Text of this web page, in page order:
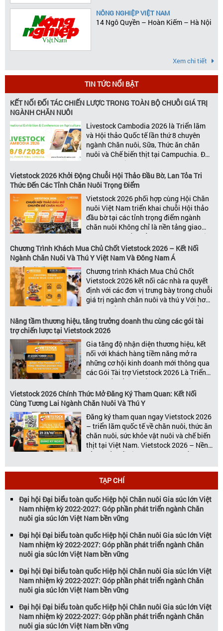
NÔNG NGHIỆP VIỆT NAM
14 Ngô Quyền – Hoàn Kiếm – Hà Nội
Xem chi tiết
TIN TỨC NỔI BẬT
KẾT NỐI ĐỐI TÁC CHIẾN LƯỢC TRONG TOÀN BỘ CHUỖI GIÁ TRỊ
NGÀNH CHĂN NUÔI
Livestock Cambodia 2026 là Triển lãm
và Hội thảo Quốc tế lần thứ 8 chuyên
ngành Chăn nuôi, Sữa, Thức ăn chăn
nuôi và Chế biến thịt tại Campuchia. Đây
được đánh giá là một trong những sự
kiện thương mại thường niên uy tín và
đáng chú ý nhất của ngành nông nghiệp
– chăn […]
Vietstock 2026 Khởi Động Chuỗi Hội Thảo Đầu Bờ, Lan Tỏa Tri
Thức Đến Các Tỉnh Chăn Nuôi Trọng Điểm
Vietstock 2026 phối hợp cùng Hội Chăn
nuôi Việt Nam triển khai chuỗi Hội thảo
đầu bờ tại các tỉnh trọng điểm ngành
chăn nuôi Không chỉ là nền tảng giao
thương hàng đầu của ngành chăn nuôi
và thú y, Vietstock còn là triển lãm duy
nhất tại Việt Nam tổ chức thường niên
Chương Trình Khách Mua Chủ Chốt Vietstock 2026 – Kết Nối
Ngành Chăn Nuôi Và Thú Y Việt Nam Và Đông Nam Á
Chương trình Khách Mua Chủ Chốt
Vietstock 2026 kết nối các nhà ra quyết
định với các đơn vị trưng bày trong chuỗi
giá trị ngành chăn nuôi và thú y Với hơn
20 năm đồng hành cùng sự phát triển
của ngành chăn nuôi Việt Nam,
Vietstock đã khẳng định vị thế là triển […]
Nâng tầm thương hiệu, tăng trưởng doanh thu cùng các gói tài
trợ chiến lược tại Vietstock 2026
Gia tăng độ nhận diện thương hiệu, kết
nối với khách hàng tiềm năng mở ra
những cơ hội kinh doanh mới thông qua
các Gói Tài trợ Vietstock 2026 Là Triển
lãm Quốc tế hàng đầu Việt Nam về
chuyên ngành Chăn nuôi, Thức ăn chăn
nuôi và Chế biến thịt, Vietstock Expo &
Vietstock 2026 Chính Thức Mở Đăng Ký Tham Quan: Kết Nối
Cùng Tương Lai Ngành Chăn Nuôi Và Thú Y
Đăng ký tham quan ngay Vietstock 2026
– triển lãm quốc tế về chăn nuôi, thức ăn
chăn nuôi, sức khỏe vật nuôi và chế biến
thịt tại Việt Nam. Vietstock 2026 – Nền
Tảng Kết Nối Kinh Doanh Hàng Đầu Cho
ngày 21 – 23 […]
TẠP CHÍ
Đại hội Đại biểu toàn quốc Hiệp hội Chăn nuôi Gia súc lớn Việt
Nam nhiệm kỳ 2022-2027: Góp phần phát triển ngành Chăn
nuôi gia súc lớn Việt Nam bền vững
Đại hội Đại biểu toàn quốc Hiệp hội Chăn nuôi Gia súc lớn Việt
Nam nhiệm kỳ 2022-2027: Góp phần phát triển ngành Chăn
nuôi gia súc lớn Việt Nam bền vững
Đại hội Đại biểu toàn quốc Hiệp hội Chăn nuôi Gia súc lớn Việt
Nam nhiệm kỳ 2022-2027: Góp phần phát triển ngành Chăn
nuôi gia súc lớn Việt Nam bền vững
Đại hội Đại biểu toàn quốc Hiệp hội Chăn nuôi Gia súc lớn Việt
Nam nhiệm kỳ 2022-2027: Góp phần phát triển ngành Chăn
nuôi gia súc lớn Việt Nam bền vững